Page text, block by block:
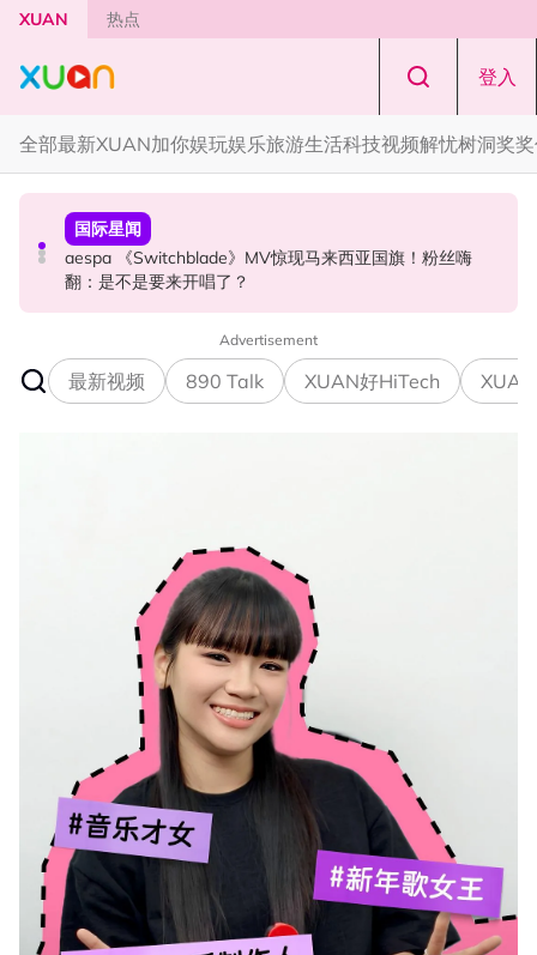
Skip to main content
XUAN 热点
登入
全部最新XUAN加你娱玩娱乐旅游生活科技视频解忧树洞奖
解忧树洞
解忧树洞 ｜ “我是不是一个没良心的人？” 男友欠RM10
万，我却选择分手
国际星闻
aespa 《Switchblade》MV惊现马来西亚国旗！粉丝嗨
翻：是不是要来开唱了？
中港台新
中国百万网红遭闺蜜骗到菲律宾！失踪3年确定遭到撕票
Advertisement
最新视频 890 Talk XUAN好HiTech